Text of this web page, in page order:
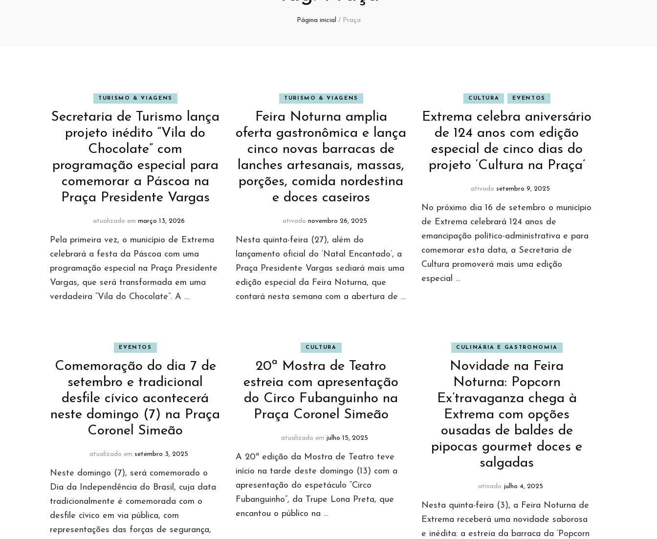
Página inicial / Praça
TURISMO & VIAGENS
Secretaria de Turismo lança
projeto inédito “Vila do
Chocolate” com
programação especial para
comemorar a Páscoa na
Praça Presidente Vargas
atualizado emmarço 13, 2026
Pela primeira vez, o município de Extrema
celebrará a festa da Páscoa com uma
programação especial na Praça Presidente
Vargas, que será transformada em uma
verdadeira “Vila do Chocolate”. A …
TURISMO & VIAGENS
Feira Noturna amplia
oferta gastronômica e lança
cinco novas barracas de
lanches artesanais, massas,
porções, comida nordestina
e doces caseiros
ativado novembro 26, 2025
Nesta quinta-feira (27), além do
lançamento oficial do ‘Natal Encantado’, a
Praça Presidente Vargas sediará mais uma
edição especial da Feira Noturna, que
contará nesta semana com a abertura de …
CULTURA EVENTOS
Extrema celebra aniversário
de 124 anos com edição
especial de cinco dias do
projeto ‘Cultura na Praça’
ativado setembro 9, 2025
No próximo dia 16 de setembro o município
de Extrema celebrará 124 anos de
emancipação político-administrativa e para
comemorar esta data, a Secretaria de
Cultura promoverá mais uma edição
especial …
EVENTOS
Comemoração do dia 7 de
setembro e tradicional
desfile cívico acontecerá
neste domingo (7) na Praça
Coronel Simeão
atualizado em setembro 3, 2025
Neste domingo (7), será comemorado o
Dia da Independência do Brasil, cuja data
tradicionalmente é comemorada com o
desfile cívico em via pública, com
representações das forças de segurança,
CULTURA
20ª Mostra de Teatro
estreia com apresentação
do Circo Fubanguinho na
Praça Coronel Simeão
atualizado em julho 15, 2025
A 20ª edição da Mostra de Teatro teve
início na tarde deste domingo (13) com a
apresentação do espetáculo “Circo
Fubanguinho”, da Trupe Lona Preta, que
encantou o público na …
CULINÁRIA E GASTRONOMIA
Novidade na Feira
Noturna: Popcorn
Ex’travaganza chega à
Extrema com opções
ousadas de baldes de
pipocas gourmet doces e
salgadas
ativado julho 4, 2025
Nesta quinta-feira (3), a Feira Noturna de
Extrema receberá uma novidade saborosa
e inédita: a estreia da barraca da ‘Popcorn